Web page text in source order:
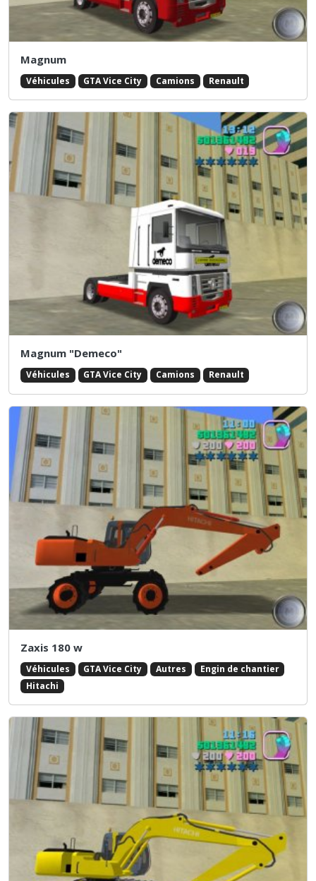
Magnum
Véhicules GTA Vice City Camions Renault
Magnum "Demeco"
Véhicules GTA Vice City Camions Renault
Zaxis 180 w
Véhicules GTA Vice City Autres
Engin de chantier
Hitachi